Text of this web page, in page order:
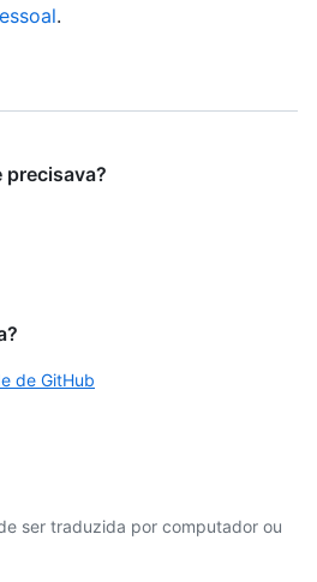
.
de GitHub
ser traduzida por computador ou